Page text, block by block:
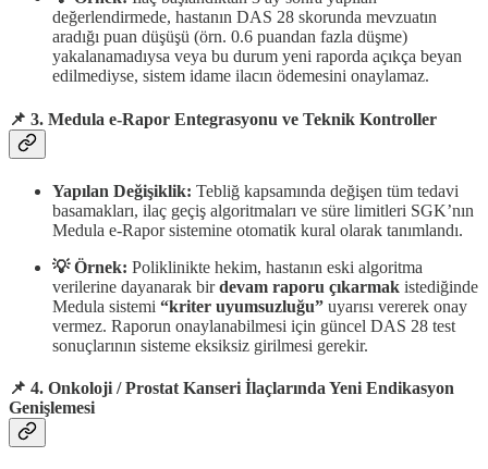
değerlendirmede, hastanın DAS 28 skorunda mevzuatın
aradığı puan düşüşü (örn. 0.6 puandan fazla düşme)
yakalanamadıysa veya bu durum yeni raporda açıkça beyan
edilmediyse, sistem idame ilacın ödemesini onaylamaz.
📌 3. Medula e-Rapor Entegrasyonu ve Teknik Kontroller
Yapılan Değişiklik: Tebliğ kapsamında değişen tüm tedavi
basamakları, ilaç geçiş algoritmaları ve süre limitleri SGK’nın
Medula e-Rapor sistemine otomatik kural olarak tanımlandı.
💡 Örnek: Poliklinikte hekim, hastanın eski algoritma
verilerine dayanarak birdevam raporu çıkarmak istediğinde
Medula sistemi “kriter uyumsuzluğu” uyarısı vererek onay
vermez. Raporun onaylanabilmesi için güncel DAS 28 test
sonuçlarının sisteme eksiksiz girilmesi gerekir.
📌 4. Onkoloji / Prostat Kanseri İlaçlarında Yeni Endikasyon
Genişlemesi